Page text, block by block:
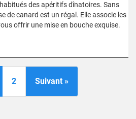
des apéritifs dînatoires. Sans
de canard est un régal. Elle associe les
offrir une mise en bouche exquise.
2 Suivant »